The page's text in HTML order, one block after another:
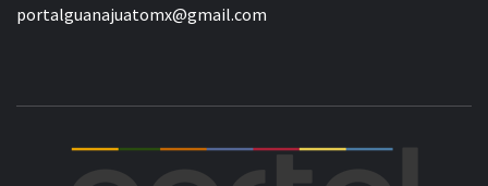
portalguanajuatomx@gmail.com